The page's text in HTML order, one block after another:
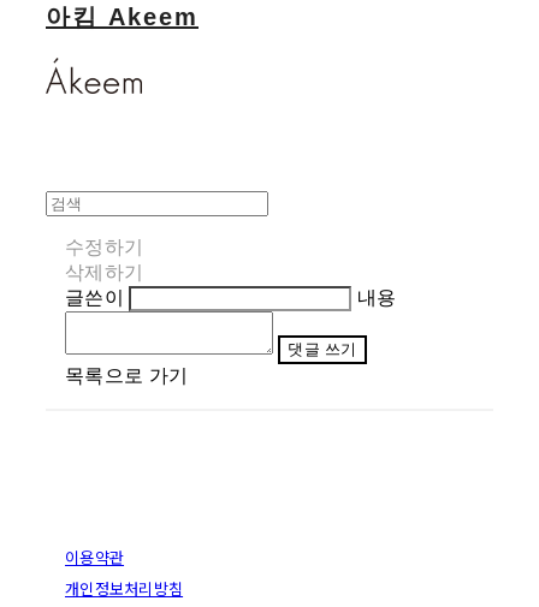
아킴 Akeem
수정하기
삭제하기
글쓴이
내용
댓글 쓰기
목록으로 가기
이용약관
개인정보처리방침